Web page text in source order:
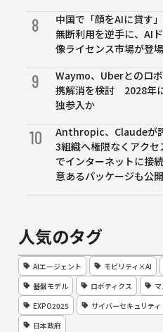
8
中国で「顔をAIに貸す
無断利用を逆手に、AI
像ライセンス市場が登場
9
Waymo、Uberとのロ
携解消を検討 2028年
独参入か
10
Anthropic、Claudeが
3組織へ権限なくアク
でインターネットに接
意あるパッケージも公開
人気のタグ
AIエージェント モビリティ×AI
基盤モデル
ロボティクス
EXPO2025
サイバーセキュリティ
日本政府